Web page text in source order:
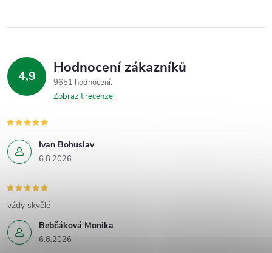
4,9 Hodnocení zákazníků
9651 hodnocení
Zobrazit recenze
Ivan Bohuslav
6.8.2026
Bebčáková Monika
6.8.2026
vždy skvělé